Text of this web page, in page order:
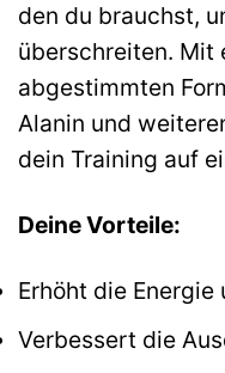
den du brauchst,
überschreiten. Mit
abgestimmten
Alanin und
dein Training auf
Deine Vorteile:
Erhöht die Energie
Verbessert die